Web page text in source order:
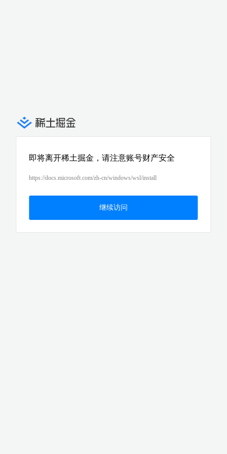
即将离开稀土掘金，请注意账号财产安全
https://docs.microsoft.com/zh-cn/windows/wsl/install
继续访问